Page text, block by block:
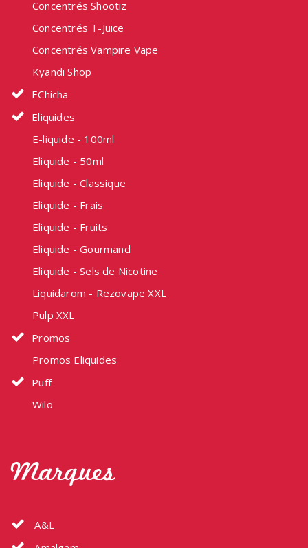
Concentrés Shootiz
Concentrés T-Juice
Concentrés Vampire Vape
Kyandi Shop
EChicha
Eliquides
E-liquide - 100ml
Eliquide - 50ml
Eliquide - Classique
Eliquide - Frais
Eliquide - Fruits
Eliquide - Gourmand
Eliquide - Sels de Nicotine
Liquidarom - Rezovape XXL
Pulp XXL
Promos
Promos Eliquides
Puff
Wilo
Marques
A&L